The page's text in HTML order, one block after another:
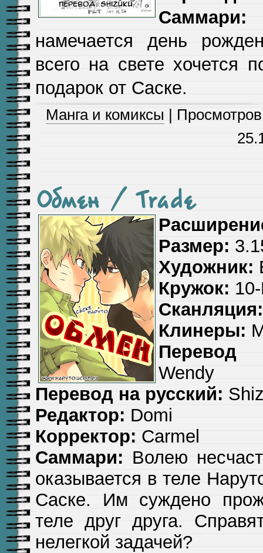
Саммари:
намечается день
всего на свете хочется
подарок от Саске.
Манга и комиксы |
Обмен / Trade
Размер:
Художник:
Кружок:
Сканляция:
Клинеры:
Перевод
Wendy
Перевод на русский:
Редактор: Domi
Корректор: Carmel
Саммари: Волею
оказывается в теле
Саске. Им суждено
теле друг друга.
нелегкой задачей?